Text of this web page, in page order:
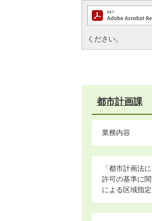
ください。
都市計画課
業務内容
「都市計画法
許可の基準に関
による区域指定